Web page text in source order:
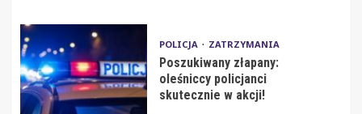
POLICJA ZATRZYMANIA
Poszukiwany złapany:
oleśniccy policjanci
skutecznie w akcji!